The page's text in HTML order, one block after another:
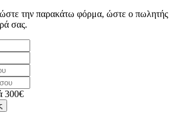
την παρακάτω φόρμα, ώστε ο πωλητής
σας.
300€